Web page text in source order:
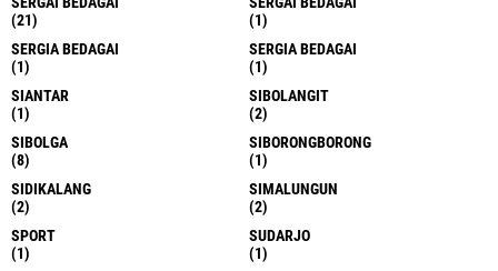
(21)
(1)
SERGIA BEDAGAI
(1)
SERGIA BEDAGAI
(1)
SIANTAR
(1)
SIBOLANGIT
(2)
SIBOLGA
(8)
SIBORONGBORONG
(1)
SIDIKALANG
(2)
SIMALUNGUN
(2)
SPORT
(1)
SUDARJO
(1)